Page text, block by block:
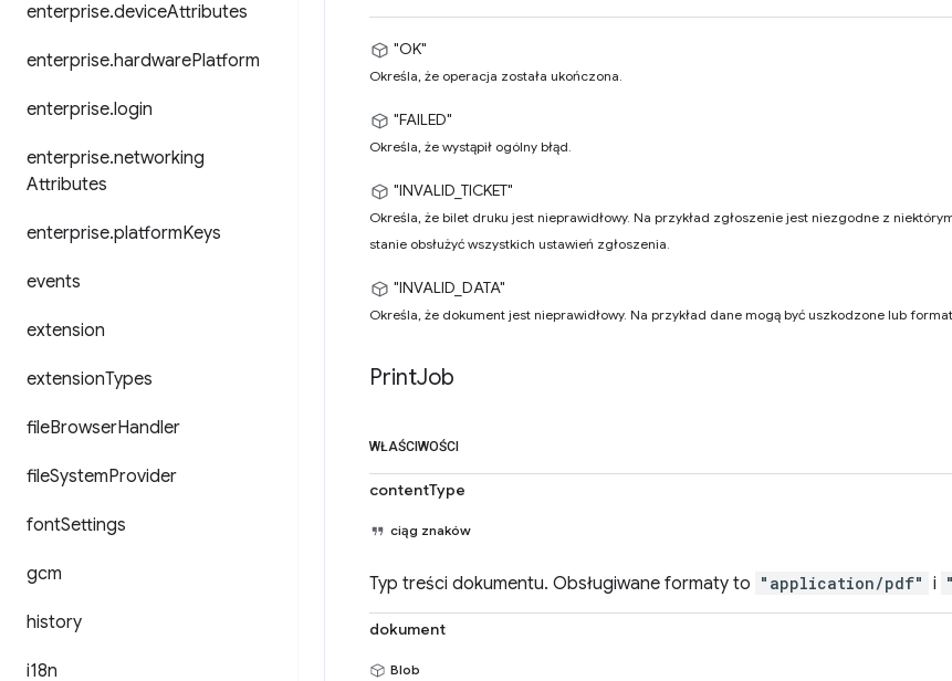
enterprise.deviceAttributes
enterprise.hardwarePlatform
enterprise.login
enterprise.networking
Attributes
enterprise.platformKeys
events
extension
extensionTypes
fileBrowserHandler
fileSystemProvider
fontSettings
gcm
history
i18n
"OK"
Określa, że operacja została ukończona.
"FAILED"
Określa, że wystąpił ogólny błąd.
"INVALID_TICKET"
Określa, że bilet druku jest nieprawidłowy. Na przykład zgłoszenie jest niezgodne z
stanie obsłużyć wszystkich ustawień zgłoszenia.
"INVALID_DATA"
Określa, że dokument jest nieprawidłowy. Na przykład dane mogą być uszkodzone lub
PrintJob
WŁAŚCIWOŚCI
contentType
ciąg znaków
Typ treści dokumentu. Obsługiwane formaty to "application/pdf" i
dokument
Blob